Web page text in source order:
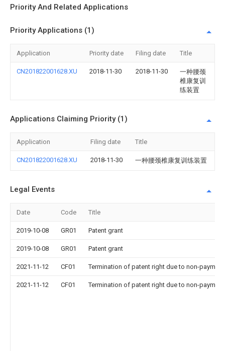
Priority And Related Applications
Priority Applications (1)
Application Priority date Filing date Title
CN201822001628.XU 2018-11-30 2018-11-30
一种腰颈
椎康复训
练装置
Applications Claiming Priority (1)
Application Filing date Title
CN201822001628.XU 2018-11-30 一种腰颈椎康复训练装置
Legal Events
Date Code Title
2019-10-08 GR01 Patent grant
2019-10-08 GR01 Patent grant
2021-11-12 CF01 Termination of patent right due to non-
2021-11-12 CF01 Termination of patent right due to non-